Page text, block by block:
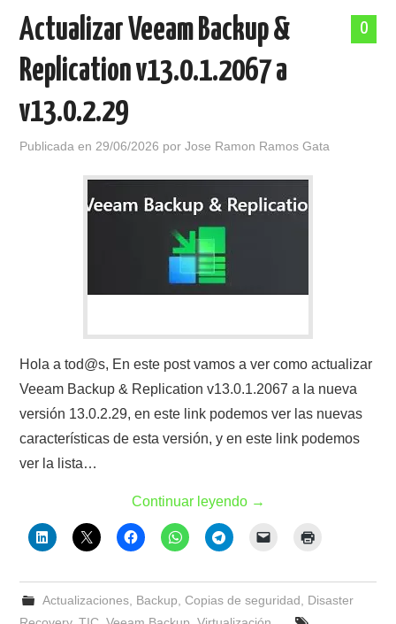
0
Actualizar Veeam Backup &
Replication v13.0.1.2067 a
v13.0.2.29
Publicada en 29/06/2026 porJose Ramon Ramos Gata
Hola a tod@s, En este post vamos a ver como actualizar
Veeam Backup & Replication v13.0.1.2067 a la nueva
versión 13.0.2.29, en este link podemos ver las nuevas
características de esta versión, y en este link podemos
ver la lista…
Continuar leyendo →
Actualizaciones, Backup Copias de seguridad
Disaster